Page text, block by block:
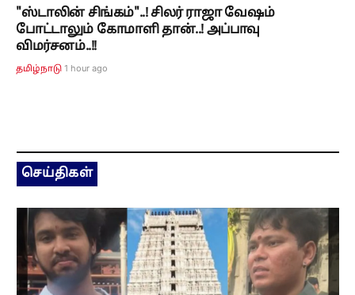
"ஸ்டாலின் சிங்கம்"..! சிலர் ராஜா வேஷம்
போட்டாலும் கோமாளி தான்..! அப்பாவு
விமர்சனம்..!!
தமிழ்நாடு 1 hour ago
செய்திகள்